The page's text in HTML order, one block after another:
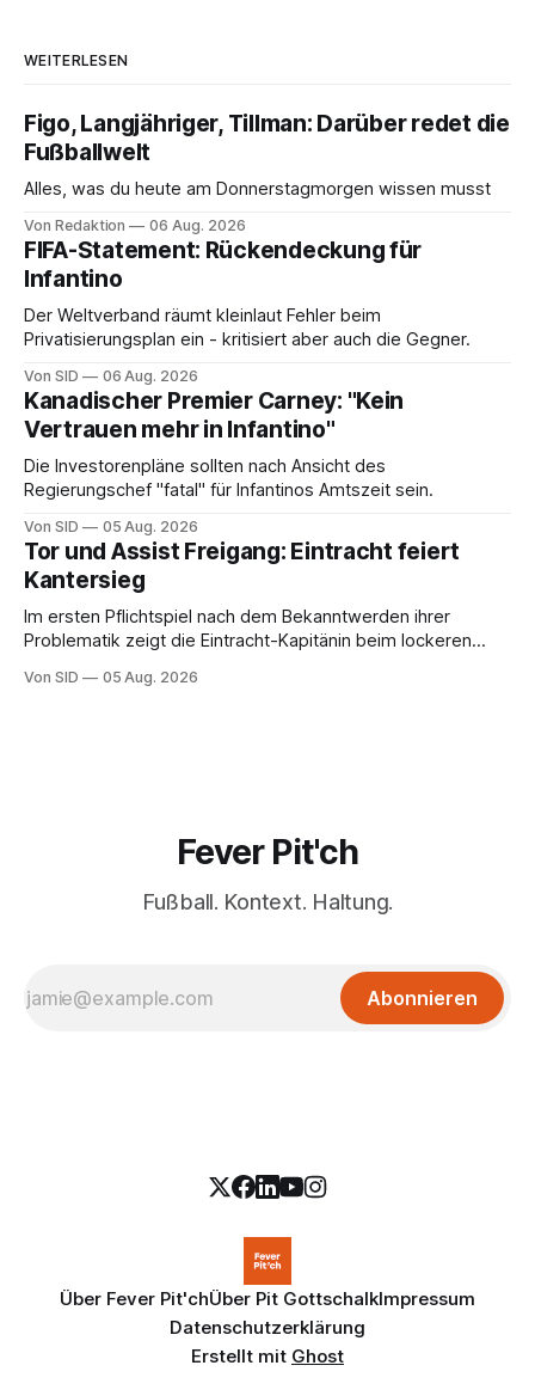
WEITERLESEN
Figo, Langjähriger, Tillman: Darüber redet die
Fußballwelt
Alles, was du heute am Donnerstagmorgen wissen musst
Von Redaktion 06 Aug. 2026
FIFA-Statement: Rückendeckung für
Infantino
Der Weltverband räumt kleinlaut Fehler beim
Privatisierungsplan ein - kritisiert aber auch die Gegner.
Von SID 06 Aug. 2026
Kanadischer Premier Carney: "Kein
Vertrauen mehr in Infantino"
Die Investorenpläne sollten nach Ansicht des
Regierungschef "fatal" für Infantinos Amtszeit sein.
Von SID 05 Aug. 2026
Tor und Assist Freigang: Eintracht feiert
Kantersieg
Im ersten Pflichtspiel nach dem Bekanntwerden ihrer
Problematik zeigt die Eintracht-Kapitänin beim lockeren
Von SID 05 Aug. 2026
Fever Pit'ch
Fußball. Kontext. Haltung.
Abonnieren
Über Fever Pit'chÜber Pit GottschalkImpressum
Datenschutzerklärung
Erstellt mit Ghost